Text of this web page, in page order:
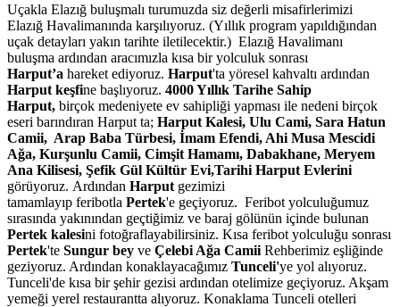
Uçakla Elazığ buluşmalı turumuzda siz değerli misafirlerimizi
Elazığ Havalimanında karşılıyoruz. (Yıllık program yapıldığından
uçak detayları yakın tarihte iletilecektir.) Elazığ Havalimanı
buluşma ardından aracımızla kısa bir yolculuk sonrası
Harput’a hareket ediyoruz. Harput'ta yöresel kahvaltı ardından
Harput keşfine başlıyoruz. 4000 Yıllık Tarihe Sahip
Harput, birçok medeniyete ev sahipliği yapması ile nedeni birçok
eseri barındıran Harput ta; Harput Kalesi, Ulu Cami, Sara Hatun
Camii, Arap Baba Türbesi, İmam Efendi, Ahi Musa Mescidi
Ağa, Kurşunlu Camii, Cimşit Hamamı, Dabakhane, Meryem
Ana Kilisesi, Şefik Gül Kültür Evi,Tarihi Harput Evlerini
görüyoruz. Ardından Harput gezimizi
tamamlayıp feribotla Pertek'e geçiyoruz. Feribot yolculuğumuz
sırasında yakınından geçtiğimiz ve baraj gölünün içinde bulunan
Pertek kalesini fotoğraflayabilirsiniz. Kısa feribot yolculuğu sonrası
Pertek'te Sungur bey ve Çelebi Ağa Camii Rehberimiz eşliğinde
geziyoruz. Ardından konaklayacağımız Tunceli'ye yol alıyoruz.
Tunceli'de kısa bir şehir gezisi ardından otelimize geçiyoruz. Akşam
yemeği yerel restaurantta alıyoruz. Konaklama Tunceli otelleri